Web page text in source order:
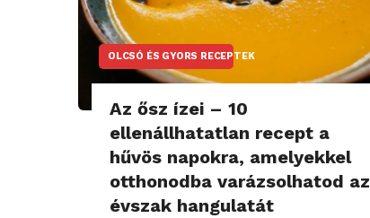
OLCSÓ ÉS GYORS RECEPTEK
Az ősz ízei – 10
ellenállhatatlan recept a
hűvös napokra, amelyekkel
otthonodba varázsolhatod az
évszak hangulatát